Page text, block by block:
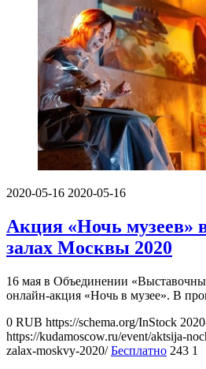
2020-05-16 2020-05-16
Акция «Ночь музеев»
залах Москвы 2020
16 мая в Объединении
онлайн-акция «Ночь в музее». В
0 RUB https://schema.org/InStock
https://kudamoscow.ru/event/aktsija-
zalax-moskvy-2020/ Бесплатно 243 1